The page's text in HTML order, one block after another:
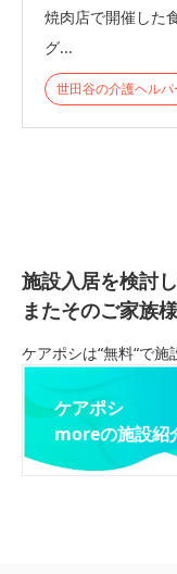
焼肉店で開催した
グ...
世田谷の介護ヘルパ
施設入居を検討
またそのご家族
ケアポシは“無料“で
ケアポシ
moreの施設紹